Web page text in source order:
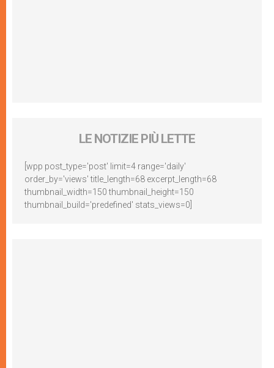
LE NOTIZIE PIÙ LETTE
[wpp post_type='post' limit=4 range='daily'
order_by='views' title_length=68 excerpt_length=68
thumbnail_width=150 thumbnail_height=150
thumbnail_build='predefined' stats_views=0]